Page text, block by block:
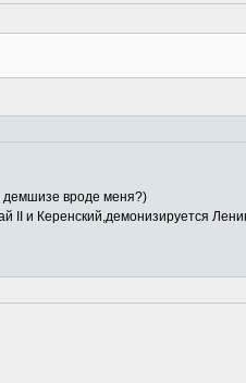
демшизе вроде меня?)
и Керенский,демонизируется